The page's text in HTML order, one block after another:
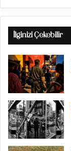
İlginizi Çekebilir